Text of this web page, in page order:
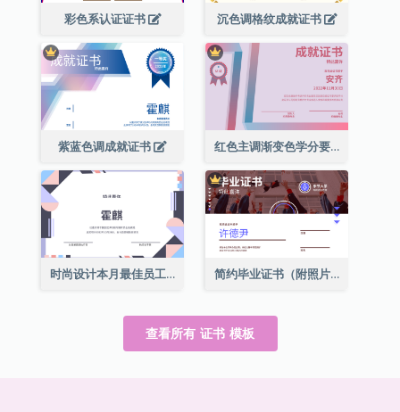
彩色系认证证书 沉色调格纹成就证书
紫蓝色调成就证书 红色主调渐变色学分要求成就证书
时尚设计本月最佳员工证书 简约毕业证书（附照片）
查看所有 证书 模板